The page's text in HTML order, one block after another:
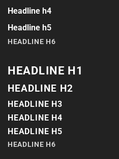
Headline h4
Headline h5
HEADLINE H6
HEADLINE H1
HEADLINE H2
HEADLINE H3
HEADLINE H4
HEADLINE H5
HEADLINE H6